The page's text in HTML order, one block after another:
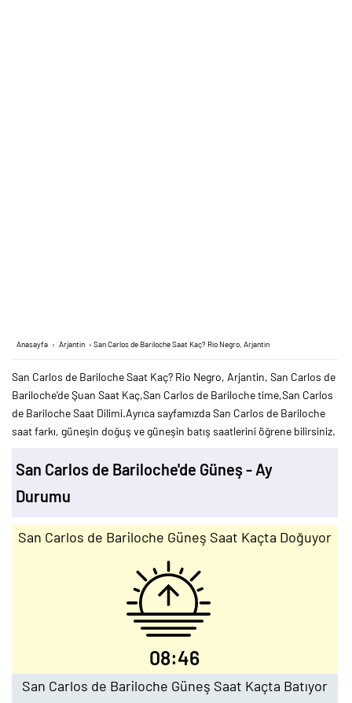
Anasayfa › Arjantin › San Carlos de Bariloche Saat Kaç? Rio Negro, Arjantin
San Carlos de Bariloche Saat Kaç? Rio Negro, Arjantin, San Carlos de
Bariloche'de Şuan Saat Kaç,San Carlos de Bariloche time,San Carlos
de Bariloche Saat Dilimi.Ayrıca sayfamızda San Carlos de Bariloche
saat farkı, güneşin doğuş ve güneşin batış saatlerini öğrene bilirsiniz.
San Carlos de Bariloche'de Güneş - Ay
Durumu
San Carlos de Bariloche Güneş Saat Kaçta Doğuyor
08:46
San Carlos de Bariloche Güneş Saat Kaçta Batıyor